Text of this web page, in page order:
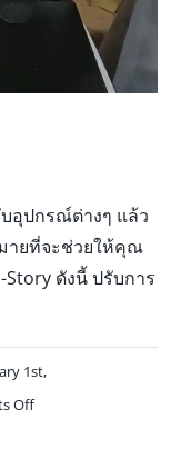
แจ่ม
อุปกรณ์ต่างๆ แล้ว
ายที่จะช่วยให้คุณ
ดังนี้ ปรับการ
1st,
Offon